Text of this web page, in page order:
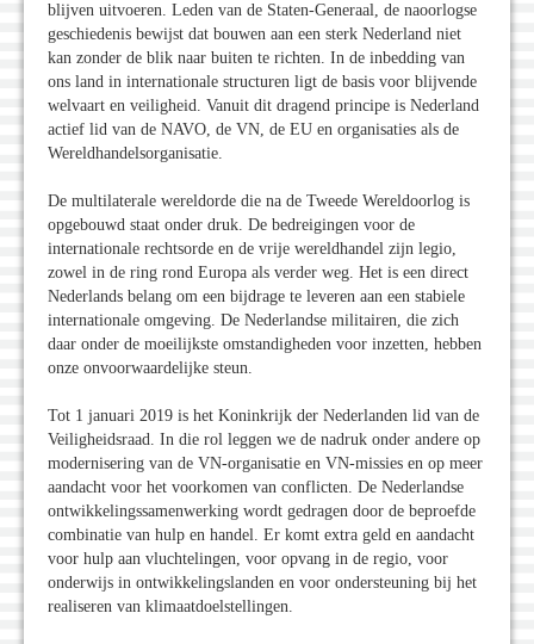
blijven uitvoeren. Leden van de Staten-Generaal, de naoorlogse
geschiedenis bewijst dat bouwen aan een sterk Nederland niet
kan zonder de blik naar buiten te richten. In de inbedding van
ons land in internationale structuren ligt de basis voor blijvende
welvaart en veiligheid. Vanuit dit dragend principe is Nederland
actief lid van de NAVO, de VN, de EU en organisaties als de
Wereldhandelsorganisatie.
De multilaterale wereldorde die na de Tweede Wereldoorlog is
opgebouwd staat onder druk. De bedreigingen voor de
internationale rechtsorde en de vrije wereldhandel zijn legio,
zowel in de ring rond Europa als verder weg. Het is een direct
Nederlands belang om een bijdrage te leveren aan een stabiele
internationale omgeving. De Nederlandse militairen, die zich
daar onder de moeilijkste omstandigheden voor inzetten, hebben
onze onvoorwaardelijke steun.
Tot 1 januari 2019 is het Koninkrijk der Nederlanden lid van de
Veiligheidsraad. In die rol leggen we de nadruk onder andere op
modernisering van de VN-organisatie en VN-missies en op meer
aandacht voor het voorkomen van conflicten. De Nederlandse
ontwikkelingssamenwerking wordt gedragen door de beproefde
combinatie van hulp en handel. Er komt extra geld en aandacht
voor hulp aan vluchtelingen, voor opvang in de regio, voor
onderwijs in ontwikkelingslanden en voor ondersteuning bij het
realiseren van klimaatdoelstellingen.